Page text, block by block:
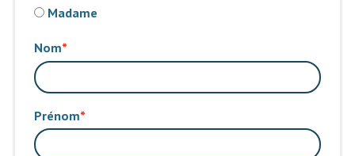
Madame
Nom
Prénom